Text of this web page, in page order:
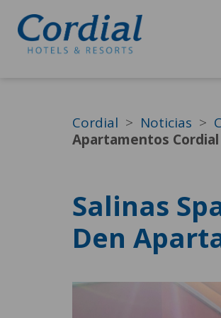
Cordial Noticias
Apartamentos
Salinas
Den